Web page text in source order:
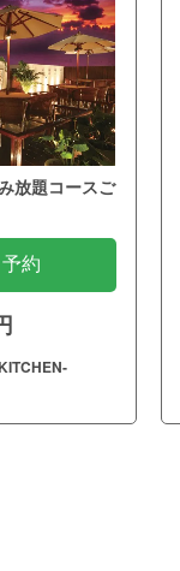
放題コースご
約